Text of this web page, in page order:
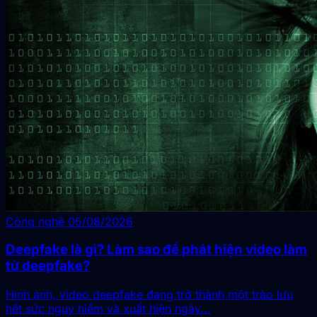
Công nghệ 05/08/2026
Deepfake là gì? Làm sao để phát hiện video làm
từ deepfake?
Hình ảnh, video deepfake đang trở thành một trào lưu
hết sức nguy hiểm và xuất hiện ngày...